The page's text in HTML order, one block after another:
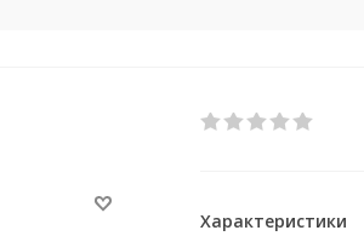
Характеристики